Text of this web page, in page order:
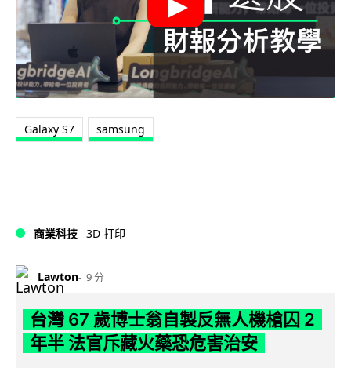
Galaxy S7 samsung
商業科技 3D 打印
Lawton 9 分
台灣 67 歲博士翁自製反無人機槍囚 2
年半 法官斥藏火藥恐危害治安